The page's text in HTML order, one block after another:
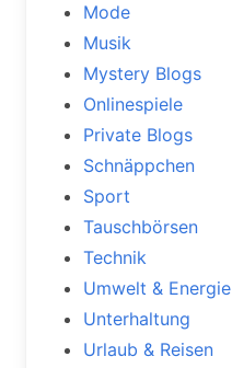
Mode
Musik
Mystery Blogs
Onlinespiele
Private Blogs
Schnäppchen
Sport
Tauschbörsen
Technik
Umwelt & Energie
Unterhaltung
Urlaub & Reisen